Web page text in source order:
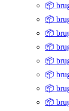
📦
📦
📦
📦
📦
📦
📦
📦